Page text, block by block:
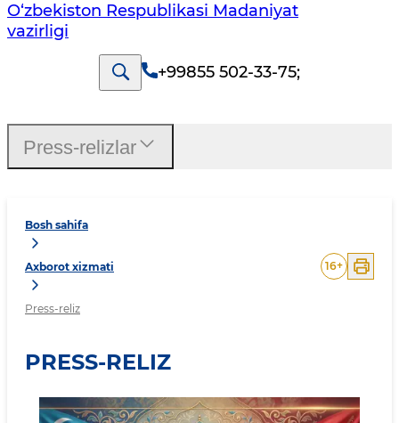
O‘zbekiston Respublikasi Madaniyat
vazirligi
+99855 502-33-75;
Bosh sahifa
Axborot xizmati
Press-reliz
16+
PRESS-RELIZ
Press-relizlar